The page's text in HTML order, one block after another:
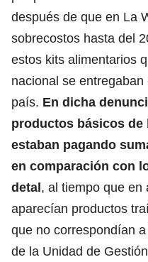
después de que en La
sobrecostos hasta del
estos kits alimentarios
nacional se
país. En dicha
productos básicos de
estaban pagando
en comparación con
detal, al tiempo que en
aparecían productos
que no correspondían
de la Unidad de